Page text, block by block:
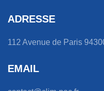
ADRESSE
112 Avenue de Paris
EMAIL